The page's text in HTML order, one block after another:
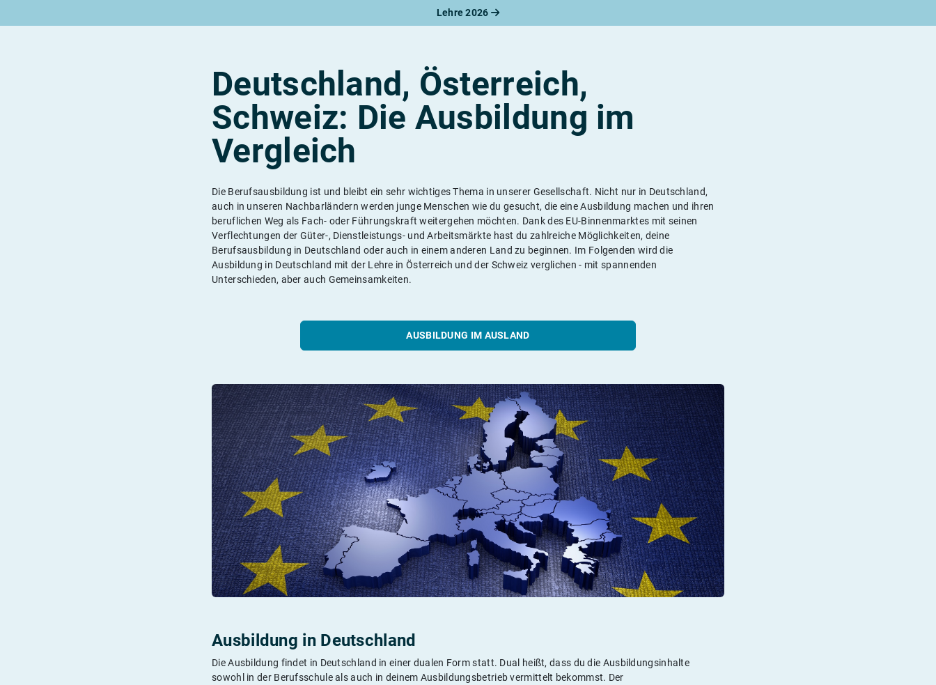
Lehre 2026
Rund um die LehreRund um Berufe
Deutschland, Österreich,
Schweiz: Die Ausbildung im
Vergleich
Die Berufsausbildung ist und bleibt ein sehr wichtiges Thema in unserer Gesellschaft. Nicht nur in Deutschland,
auch in unseren Nachbarländern werden junge Menschen wie du gesucht, die eine Ausbildung machen und ihren
beruflichen Weg als Fach- oder Führungskraft weitergehen möchten. Dank des EU-Binnenmarktes mit seinen
Verflechtungen der Güter-, Dienstleistungs- und Arbeitsmärkte hast du zahlreiche Möglichkeiten, deine
Berufsausbildung in Deutschland oder auch in einem anderen Land zu beginnen. Im Folgenden wird die
Ausbildung in Deutschland mit der Lehre in Österreich und der Schweiz verglichen - mit spannenden
Unterschieden, aber auch Gemeinsamkeiten.
AUSBILDUNG IM AUSLAND
Ausbildung in Deutschland
Die Ausbildung findet in Deutschland in einer dualen Form statt. Dual heißt, dass du die Ausbildungsinhalte
sowohl in der Berufsschule als auch in deinem Ausbildungsbetrieb vermittelt bekommst. Der